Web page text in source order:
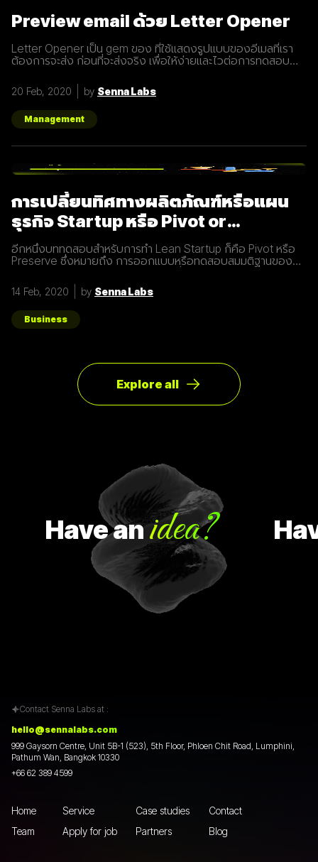
Inbound Marketing ยังช่วยสร้างความสัมพันธ์และความน่าเชื่อ
ถือให้กับธุรกิจได้เป็นอย่างดีอีกด้วย หลักการของ Inbound
Preview email ด้วย Letter Opener
Letter Opener เป็น gem ของ ที่ใช้แสดงรูปแบบของอีเมลที่เรา
ต้องการจะส่ง ก่อนที่จะส่งจริง เพื่อให้ง่ายและไวต่อการทดสอบ
นั้นรัน `bundle install` # Gemfile group :development do
gem "letter_opener" gem "letter_opener_web", "~> 1.0"
end กำหนดการส่งอีเมลโดยใช้ letter_opener (กรณี
Production จะใช้เป็น :smtp) #
config/environments/development.rb
config.action_mailer.delivery_method
20 Feb, 2020 by Senna Labs
Management
การเปลี่ยนทิศทางผลิตภัณฑ์หรือแผน
ธุรกิจ Startup หรือ Pivot or
Preserve
อีกหนึ่งบททดสอบสำหรับการทำ Lean Startup ก็คือ Pivot หรือ
Preserve ซึ่งหมายถึง การออกแบบหรือทดสอบสมมติฐานของ
ที่คาดคิด จึงต้องเปลี่ยนทิศทางเพื่อให้ตอบโจทย์ความต้องการ
ของผู้ใช้ให้มากที่สุด ตัวอย่างการทำ Pivot ตอนแรก Groupon เป็น
Online Activism Platform คือแพลตฟอร์มที่มีไว้เพื่อสร้าง
แคมเปญรณรงค์หรือการเปลี่ยนแปลงบางอย่างในสังคม ซึ่งตอน
แรกแทบจะไม่มีคนเข้ามาใช้งานเลย และแล้วผู้ก่อตั้ง Groupon ก็ได้
ทิศทางหรือ Pivot จากกลุ่มลูกค้าเดิมเป็นกลุ่มลูกค้าจริง Pivot ถูก
แบ่งออกเป็น 8 ประเภท Customer Need
14 Feb, 2020 by Senna Labs
Business
Explore all
Haveanidea? Have
Contact Senna Labs at :
hello@sennalabs.com
999 Gaysorn Centre, Unit 5B-1 (523), 5th Floor, Phloen Chit Road, Lumphini,
Pathum Wan, Bangkok 10330
+66 62 389 4599
Home Service Case studies
Contact
Team
Apply for job Partners Blog